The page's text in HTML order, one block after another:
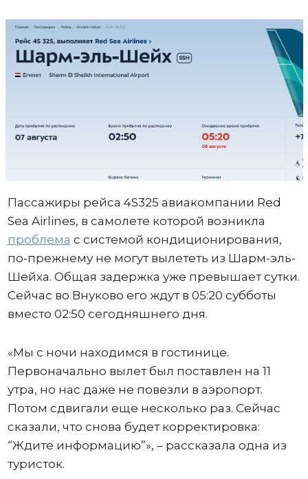
Пассажиры рейса 4S325 авиакомпании Red
Sea Airlines, в самолете которой возникла
проблема с системой кондиционирования,
по-прежнему не могут вылететь из Шарм-эль-
Шейха. Общая задержка уже превышает сутки.
Сейчас во Внуково его ждут в 05:20 субботы
вместо 02:50 сегодняшнего дня.
«Мы с ночи находимся в гостинице.
Первоначально вылет был поставлен на 11
утра, но нас даже не повезли в аэропорт.
Потом сдвигали еще несколько раз. Сейчас
сказали, что снова будет корректировка:
“Ждите информацию”», – рассказала одна из
туристок.